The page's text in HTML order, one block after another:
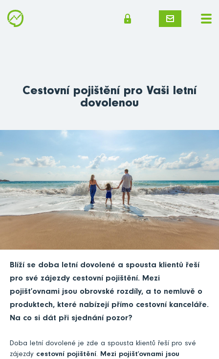
Cestovní pojištění pro Vaši letní
dovolenou
Blíží se doba letní dovolené a spousta klientů řeší
pro své zájezdy cestovní pojištění. Mezi
pojišťovnami jsou obrovské rozdíly, a to nemluvě o
produktech, které nabízejí přímo cestovní kanceláře.
Na co si dát při sjednání pozor?
Doba letní dovolené je zde a spousta klientů řeší pro své
zájezdy cestovní pojištění. Mezi pojišťovnami jsou